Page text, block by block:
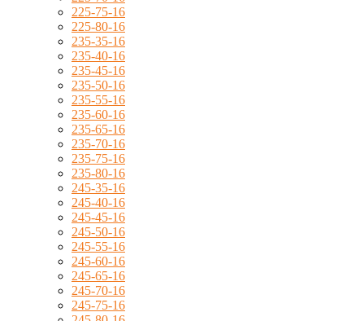
225-75-16
225-80-16
235-35-16
235-40-16
235-45-16
235-50-16
235-55-16
235-60-16
235-65-16
235-70-16
235-75-16
235-80-16
245-35-16
245-40-16
245-45-16
245-50-16
245-55-16
245-60-16
245-65-16
245-70-16
245-75-16